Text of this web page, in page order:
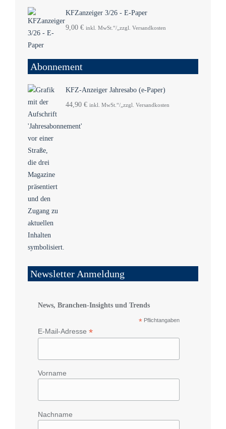
KFZanzeiger 3/26 - E-Paper
9,00 € inkl. MwSt.“/„zzgl. Versandkosten
Abonnement
KFZ-Anzeiger Jahresabo (e-Paper)
44,90 € inkl. MwSt.“/„zzgl. Versandkosten
Newsletter Anmeldung
News, Branchen-Insights und Trends
* Pflichtangaben
E-Mail-Adresse *
Vorname
Nachname